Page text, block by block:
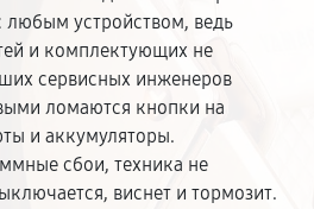
любым устройством, ведь
и комплектующих не
сервисных инженеров
ломаются кнопки на
и аккумуляторы.
сбои, техника не
виснет и тормозит.